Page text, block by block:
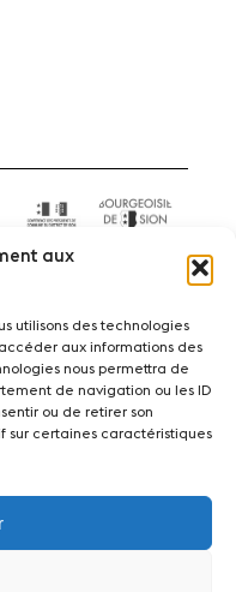
aux
utilisons des technologies
aux informations des
nous permettra de
de navigation ou les ID
ou de retirer son
sur certaines caractéristiques
uns
- Rue du Rawil
| Studio-irresistible - Paris